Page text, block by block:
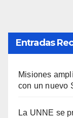
Entradas
Misiones
con un nuevo
La UNNE se